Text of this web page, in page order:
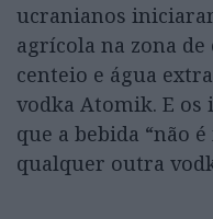
ucranianos
agrícola na zona de
centeio e água
vodka Atomik. E
que a bebida “não
qualquer outra